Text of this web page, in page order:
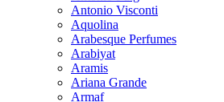
Antonio Visconti
Aquolina
Arabesque Perfumes
Arabiyat
Aramis
Ariana Grande
Armaf